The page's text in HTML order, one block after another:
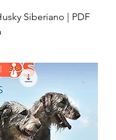
Siberiano | PDF